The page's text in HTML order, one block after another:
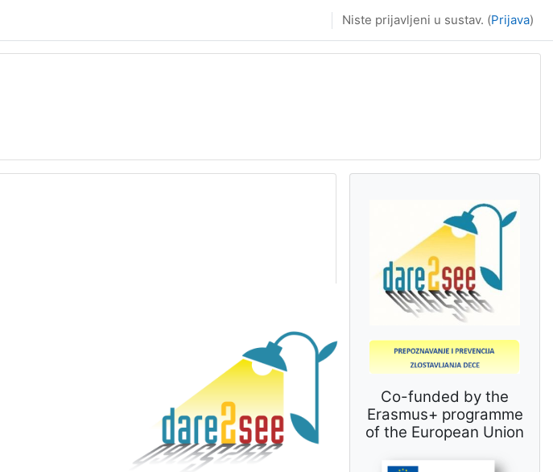
Niste prijavljeni u sustav. (Prijava)
Co-funded by the
Erasmus+ programme
of the European Union